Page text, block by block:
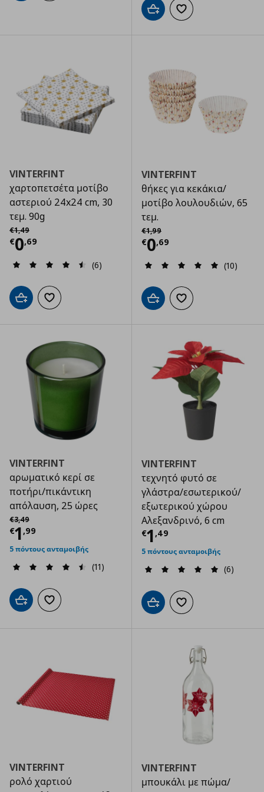
Προσθήκη στο καλάθι
Προσθήκη στα
VINTERFINT
χαρτοπετσέτα μοτίβο
αστεριού 24x24 cm, 30
τεμ. 90g
€1,49
Αρχική τιμή
€0,69
Τρέχουσα τιμή € 0,69
(6)
Προσθήκη στο καλάθι
Προσθήκη στα αγαπημένα
VINTERFINT
θήκες για κεκάκια/
μοτίβο λουλουδιών, 65
τεμ.
€1,99
Αρχική τιμή
€0,69
Τρέχουσα
(10)
Προσθήκη στο καλάθι
Προσθήκη στα
VINTERFINT
αρωματικό κερί σε
ποτήρι/πικάντικη
απόλαυση, 25 ώρες
€3,49
Αρχική τιμή
€1 ,99
Τρέχουσα τιμή € 1,99
5 πόντους ανταμοιβής
(11)
Προσθήκη στο καλάθι
Προσθήκη στα αγαπημένα
VINTERFINT
τεχνητό φυτό σε
γλάστρα/εσωτερικού/
εξωτερικού χώρου
Αλεξανδρινό, 6 cm
€1 ,49
Τρέχουσα
5 πόντους ανταμοιβής
(6)
Προσθήκη στο καλάθι
Προσθήκη στα
VINTERFINT
ρολό χαρτιού
VINTERFINT
μπουκάλι με πώμα/